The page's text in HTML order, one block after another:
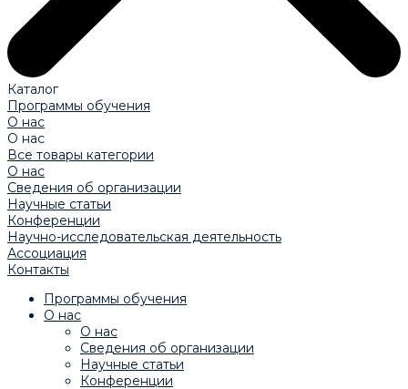
Каталог
Программы обучения
О нас
О нас
Все товары категории
О нас
Сведения об организации
Научные статьи
Конференции
Научно-исследовательская деятельность
Ассоциация
Контакты
Программы обучения
О нас
О нас
Сведения об организации
Научные статьи
Конференции